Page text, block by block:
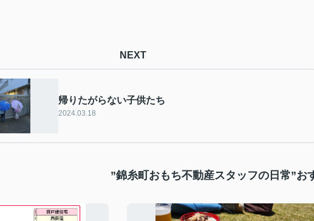
NEXT
帰りたがらない子供たち
2024.03.18
”錦糸町おもち不動産スタッフの日常”お